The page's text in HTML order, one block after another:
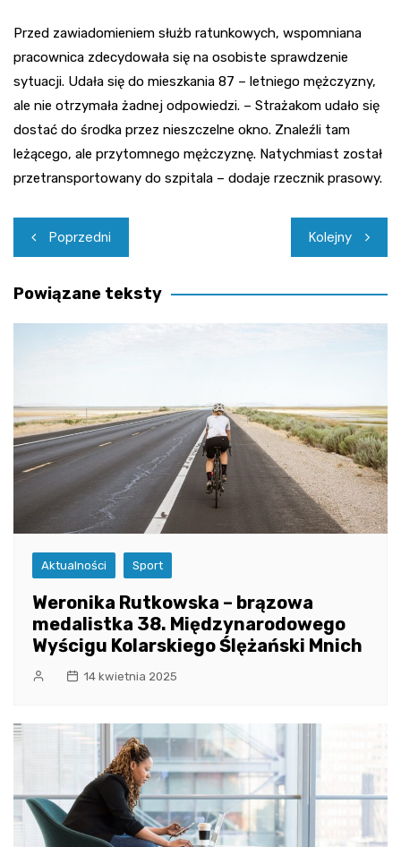
Przed zawiadomieniem służb ratunkowych, wspomniana
pracownica zdecydowała się na osobiste sprawdzenie
sytuacji. Udała się do mieszkania 87 – letniego mężczyzny,
ale nie otrzymała żadnej odpowiedzi. – Strażakom udało się
dostać do środka przez nieszczelne okno. Znaleźli tam
leżącego, ale przytomnego mężczyznę. Natychmiast został
przetransportowany do szpitala – dodaje rzecznik prasowy.
Nawigacja
wpisu
Poprzedni Kolejny
Powiązane teksty
Aktualności Sport
Weronika Rutkowska – brązowa
medalistka 38. Międzynarodowego
Wyścigu Kolarskiego Ślężański Mnich
14 kwietnia 2025